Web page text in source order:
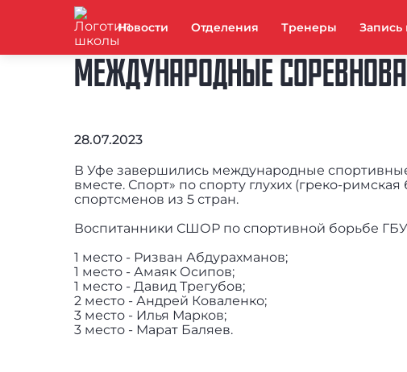
Новости Отделения Тренеры Запись
МЕЖДУНАРОДНЫЕ
28.07.2023
В Уфе завершились международные
вместе. Спорт» по спорту глухих (греко-
спортсменов из 5 стран.
Воспитанники СШОР по спортивной борьбе
1 место - Ризван Абдурахманов;
1 место - Амаяк Осипов;
1 место - Давид Трегубов;
2 место - Андрей Коваленко;
3 место - Илья Марков;
3 место - Марат Баляев.